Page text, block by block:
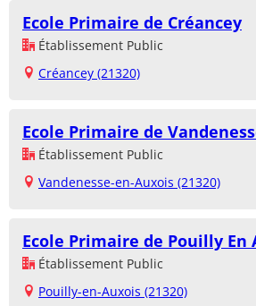
Ecole Primaire de Créancey
Établissement Public
Créancey (21320)
Ecole Primaire de
Établissement Public
Vandenesse-en-Auxois (21320)
Ecole Primaire de Pouilly En
Établissement Public
Pouilly-en-Auxois (21320)